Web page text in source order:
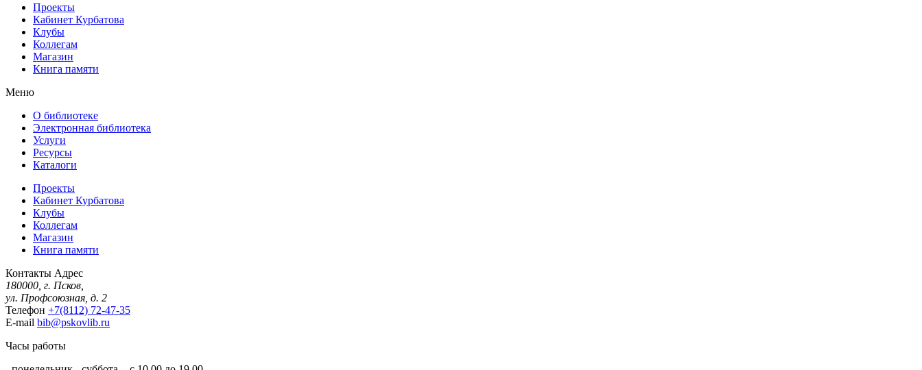
Проекты
Кабинет Курбатова
Клубы
Коллегам
Магазин
Книга памяти
Меню
О библиотеке
Электронная библиотека
Услуги
Ресурсы
Каталоги
Проекты
Кабинет Курбатова
Клубы
Коллегам
Магазин
Книга памяти
Контакты Адрес
180000, г. Псков,
ул. Профсоюзная, д. 2
Телефон +7(8112) 72-47-35
E-mail bib@pskovlib.ru
Часы работы